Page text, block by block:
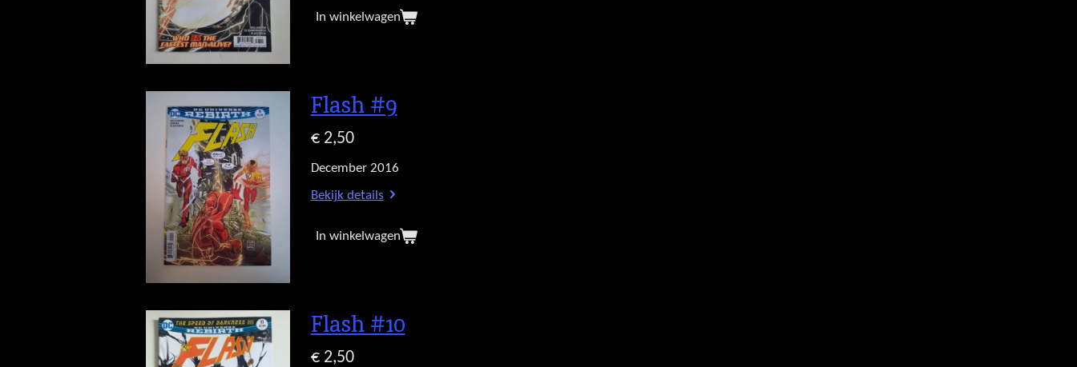
In winkelwagen
Flash #9
€ 2,50
December 2016
Bekijk details
In winkelwagen
Flash #10
€ 2,50